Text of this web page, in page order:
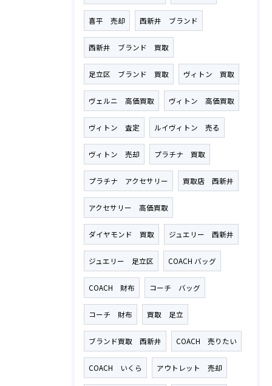
喜平 売却 西新井 ブランド
西新井 ブランド 買取
足立区 ブランド 買取 ヴィトン 買取
ヴェルニ 高価買取 ヴィトン 高価買取
ヴィトン 査定 ルイヴィトン 売る
ヴィトン 売却 プラチナ 買取
プラチナ アクセサリー 買取店 西新井
アクセサリー 高価買取
ダイヤモンド 買取 ジュエリー 西新井
ジュエリー 足立区 COACH バッグ
COACH 財布 コーチ バッグ
コーチ 財布 買取 足立
ブランド買取 西新井 COACH 売りたい
COACH いくら アウトレット 売却